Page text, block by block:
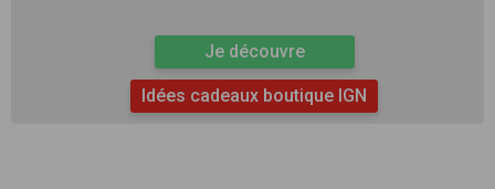
Je découvre
Idées cadeaux boutique IGN